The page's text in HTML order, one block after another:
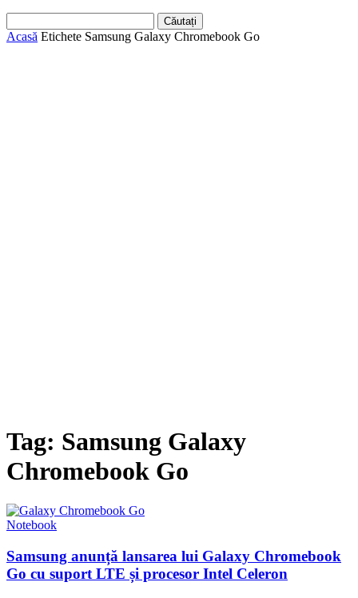
Acasă Etichete Samsung Galaxy Chromebook Go
Tag: Samsung Galaxy
Chromebook Go
Notebook
Samsung anunță lansarea lui Galaxy Chromebook
Go cu suport LTE și procesor Intel Celeron